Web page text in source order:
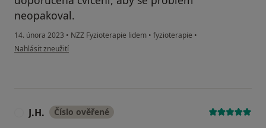
neopakoval.
14. února 2023 • NZZ Fyzioterapie lidem • fyzioterapie •
podle názoru uživatele M.P.
Nahlásit zneužití
J.H. Číslo ověřené